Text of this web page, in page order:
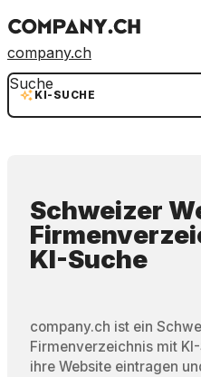
company.ch
KI-SUCHE
Suche
Schweizer
KI-Suche
company.ch ist ein
Firmenverzeichnis mit
ihre Website eintragen